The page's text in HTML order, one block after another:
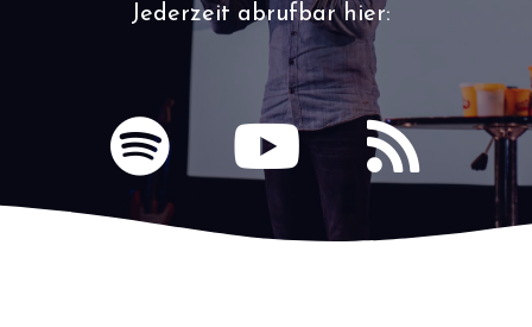
Jederzeit abrufbar hier:
S
p
o
Y
o
u
t
s
s